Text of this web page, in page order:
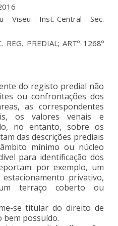
– Viseu – Inst. Central – Sec.
REG. PREDIAL; ARTº 1268º
do registo predial não
ou confrontações dos
as correspondentes
os valores venais e
no entanto, sobre os
das descrições prediais
mínimo ou núcleo
para identificação dos
por exemplo, um
privativo,
terraço coberto ou
se titular do direito de
possuído.